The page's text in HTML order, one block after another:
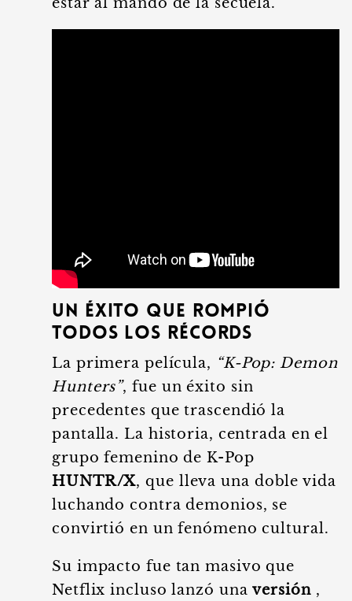
Un Éxito que Rompió
Todos los Récords
La primera película, “K-Pop: Demon
Hunters”, fue un éxito sin
precedentes que trascendió la
pantalla. La historia, centrada en el
grupo femenino de K-Pop
HUNTR/X, que lleva una doble vida
luchando contra demonios, se
convirtió en un fenómeno cultural.
Su impacto fue tan masivo que
Netflix incluso lanzó unaversión ,